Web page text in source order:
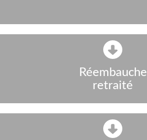
Réembauche
retraité